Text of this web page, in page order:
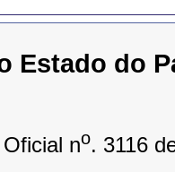
Estado do
no. 3116